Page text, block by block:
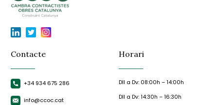
Contacte
+34 934 675 286
info@ccoc.cat
Horari
Dll a Dv: 08:00h – 14:00h
Dll a Dv: 14:30h – 16:30h